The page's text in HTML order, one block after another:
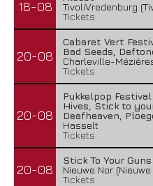
18-08
TivoliVredenburg
Tickets
20-08
Cabaret Vert
Bad Seeds,
Charleville-
Tickets
20-08
Pukkelpop
Hives, Stick to
Deafheaven,
Hasselt
Tickets
20-08
Stick To Your Guns
Nieuwe Nor
Tickets